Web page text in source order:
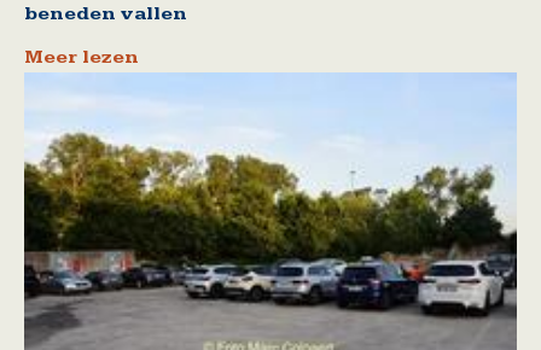
beneden vallen
Meer lezen